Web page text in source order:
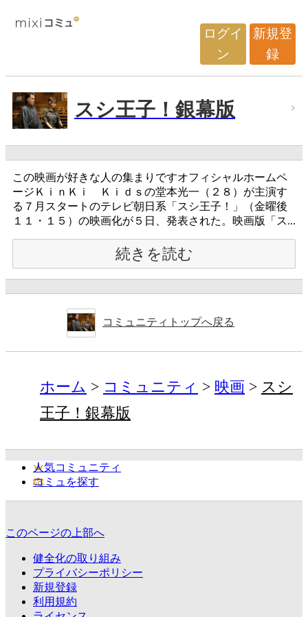
ログイ
ン
新規登
録
スシ王子！銀幕版
この映画が好きな人の集まりですオフィシャルホームペ
ージＫｉｎＫｉ Ｋｉｄｓの堂本光一（２８）が主演す
る７月スタートのテレビ朝日系「スシ王子！」（金曜後
１１・１５）の映画化が５日、発表された。映画版「ス...
続きを読む
コミュニティトップへ戻る
ホーム コミュニティ 映画
スシ
王子！銀幕版
人気コミュニティ
コミュを探す
このページの上部へ
健全化の取り組み
プライバシーポリシー
新規登録
利用規約